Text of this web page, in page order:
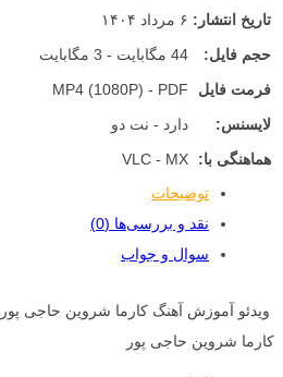
تاریخ انتشار: ۶ مرداد ۱۴۰۴
حجم فایل:
44 مگابایت - 3 مگابایت
فرمت فایل
MP4 (1080P) - PDF
لایسنس:
دارد - نت دو
هماهنگی با:
VLC - MX
توضیحات
نقد و بررسی‌ها (0)
سوال و جواب
ویدئو آموزش آهنگ کارما شروین حاجی پور
کارما شروین حاجی پور